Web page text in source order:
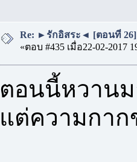
Re: ►รักอิสระ◄ [ตอนที่ 26]
«ตอบ #435 เมื่อ22-02-2017
ตอนนี้หวาน
แต่ความกาก